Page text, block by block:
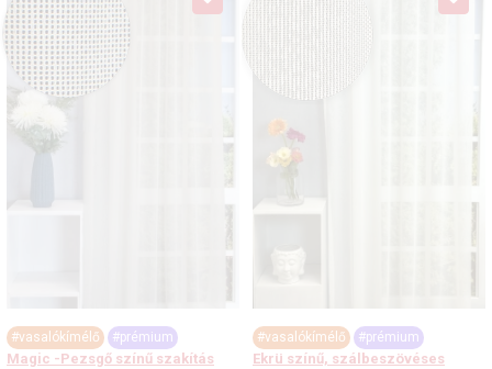
#vasalókímélő #prémium
Magic -Pezsgő színű szakítás
#vasalókímélő #prémium
Ekrü színű, szálbeszövéses